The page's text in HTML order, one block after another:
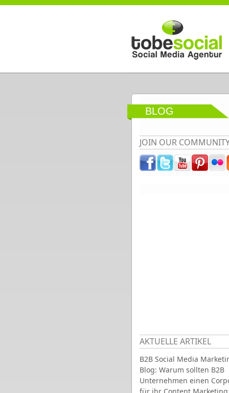
Direkt zum Inhalt
BLOG
JOIN OUR
AKTUELLE ARTIKEL
B2B Social Media
Blog: Warum sollten B2B
Unternehmen einen